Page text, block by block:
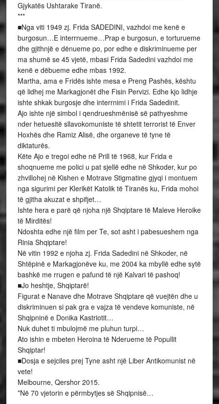
Gjykatës Ushtarake Tiranë.
***
■Nga viti 1949 zj. Frida SADEDINI, vazhdoi me kenë e
burgosun…E interrnueme…Prap e burgosun, e torturueme
dhe gjithnjë e dënueme po, por edhe e diskriminueme per
ma shumë se 45 vjetë, mbasi Frida Sadedini vazhdoi me
kenë e dëbueme edhe mbas 1992.
Martha, ama e Fridës ishte mesa e Preng Pashës, kështu
që lidhej me Markagjonët dhe Fisin Pervizi. Edhe kjo lidhje
ishte shkak burgosje dhe interrnimi i Frida Sadedinit.
Ajo ishte një simbol i qendrueshmënisë së pathyeshme
nder hetuesitë sllavokomuniste të shtetit terrorist të Enver
Hoxhës dhe Ramiz Alisë, dhe organeve të tyne të
diktaturës.
Këte Ajo e tregoi edhe në Prill të 1968, kur Frida e
shoqnueme me polici u pat sjellë edhe në Shkoder, kur po
zhvillohej në Kishen e Motrave Stigmatine gjyqi i montuem
nga sigurimi per Klerikët Katolik të Tiranës ku, Frida mohoi
të gjitha akuzat e shpifjet…
Ishte hera e parë që njoha një Shqiptare të Maleve Heroike
të Mirditës!
Ndoshta edhe një film per Te, sot asht i pabesueshem nga
Rinia Shqiptare!
Në vitin 1992 e njoha zj. Frida Sadedini në Shkoder, në
Shtëpinë e Markagjonëve ku, me 2004 ka mbyllë edhe sytë
bashkë me rrugen e pafund të një Kalvari të pashoq!
■Jo heshtje, Shqiptarë!
Figurat e Nanave dhe Motrave Shqiptare që vuejtën dhe u
diskriminuen si pak gra e vajza të vendeve komuniste, në
Shqipninë e Donika Kastriotit…
Nuk duhet ti mbulojmë me pluhun turpi…
Ato ishin e mbeten Heroina të Nderueme të Popullit
Shqiptar!
■Dosja e sejciles prej Tyne asht një Liber Antikomunist në
vete!
Melbourne, Qershor 2015.
*Në 70 vjetorin e përmbytjes së Shqipnisë…